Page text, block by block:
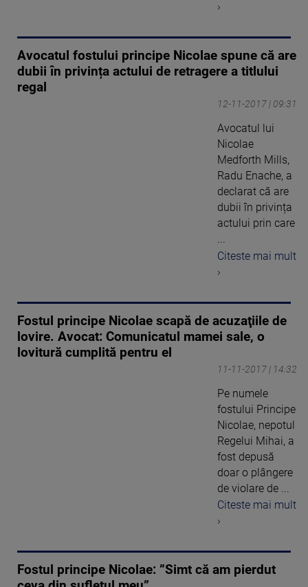
›
Avocatul fostului principe Nicolae spune că are
dubii în privința actului de retragere a titlului
regal
12-11-2017 | 09:31
Avocatul lui
Nicolae
Medforth Mills,
Radu Enache, a
declarat că are
dubii în privința
actului prin care
...
Citeste mai mult
›
Fostul principe Nicolae scapă de acuzaţiile de
lovire. Avocat: Comunicatul mamei sale, o
lovitură cumplită pentru el
11-11-2017 | 14:32
Pe numele
fostului Principe
Nicolae, nepotul
Regelui Mihai, a
fost depusă
doar o plângere
de violare de ...
Citeste mai mult
›
Fostul principe Nicolae: ”Simt că am pierdut